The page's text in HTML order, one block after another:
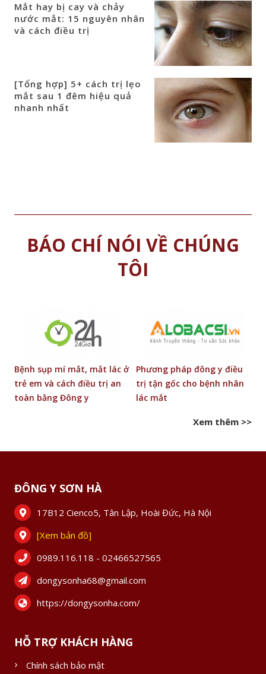
Mắt hay bị cay và chảy
nước mắt: 15 nguyên nhân
và cách điều trị
[Tổng hợp] 5+ cách trị lẹo
mắt sau 1 đêm hiệu quả
nhanh nhất
BÁO CHÍ NÓI VỀ CHÚNG
TÔI
Bệnh sụp mí mắt, mắt lác ở
trẻ em và cách điều trị an
toàn bằng Đông y
Phương pháp đông y điều
trị tận gốc cho bệnh nhân
lác mắt
Xem thêm >>
ĐÔNG Y SƠN HÀ
17B12 Cienco5, Tân Lập, Hoài Đức, Hà Nội
[Xem bản đồ]
0989.116.118 - 02466527565
dongysonha68@gmail.com
https://dongysonha.com/
HỖ TRỢ KHÁCH HÀNG
Chính sách bảo mật